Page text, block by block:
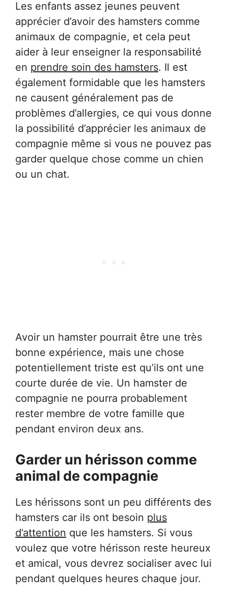
Les enfants assez jeunes peuvent
apprécier d’avoir des hamsters comme
animaux de compagnie, et cela peut
aider à leur enseigner la responsabilité
en prendre soin des hamsters. Il est
également formidable que les hamsters
ne causent généralement pas de
problèmes d’allergies, ce qui vous donne
la possibilité d’apprécier les animaux de
compagnie même si vous ne pouvez pas
garder quelque chose comme un chien
ou un chat.
Avoir un hamster pourrait être une très
bonne expérience, mais une chose
potentiellement triste est qu’ils ont une
courte durée de vie. Un hamster de
compagnie ne pourra probablement
rester membre de votre famille que
pendant environ deux ans.
Garder un hérisson comme
animal de compagnie
Les hérissons sont un peu différents des
hamsters car ils ont besoin plus
d’attention que les hamsters. Si vous
voulez que votre hérisson reste heureux
et amical, vous devrez socialiser avec lui
pendant quelques heures chaque jour.